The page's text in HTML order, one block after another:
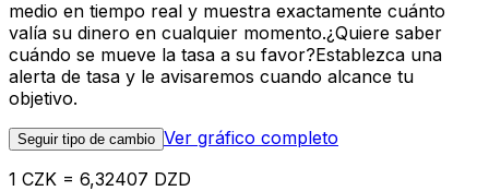
medio en tiempo real y muestra exactamente cuánto
valía su dinero en cualquier momento.¿Quiere saber
cuándo se mueve la tasa a su favor?Establezca una
alerta de tasa y le avisaremos cuando alcance tu
objetivo.
Seguir tipo de cambio Ver gráfico completo
1 CZK = 6,32407 DZD